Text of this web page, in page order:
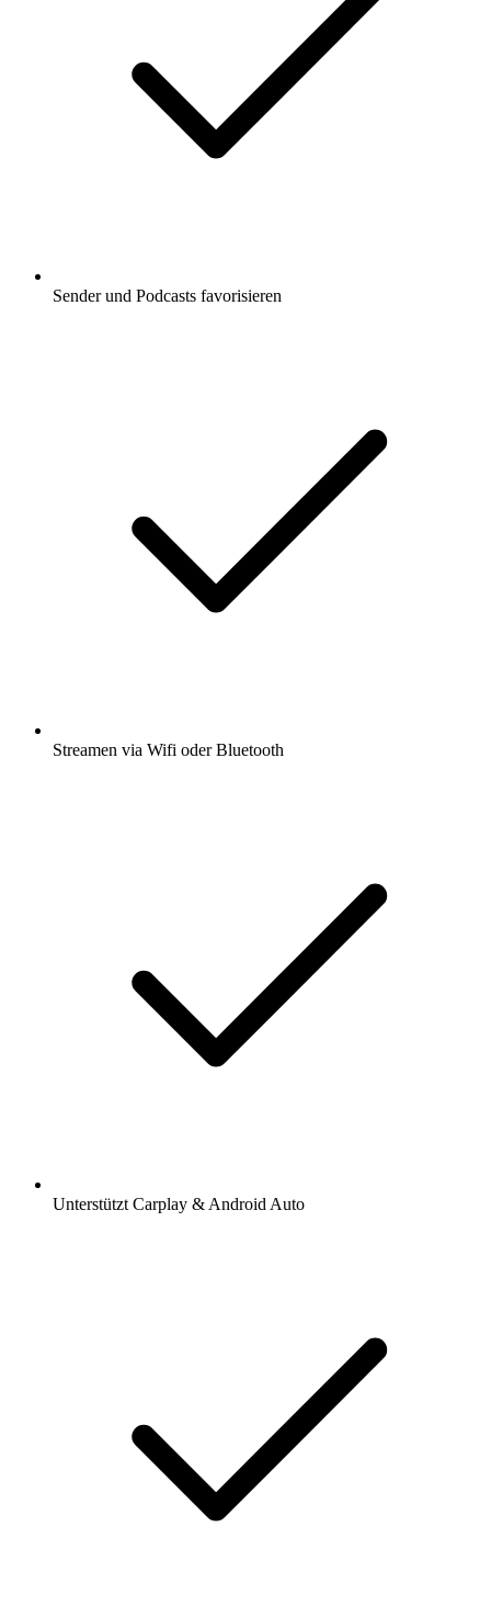
Sender und Podcasts favorisieren
Streamen via Wifi oder Bluetooth
Unterstützt Carplay & Android Auto